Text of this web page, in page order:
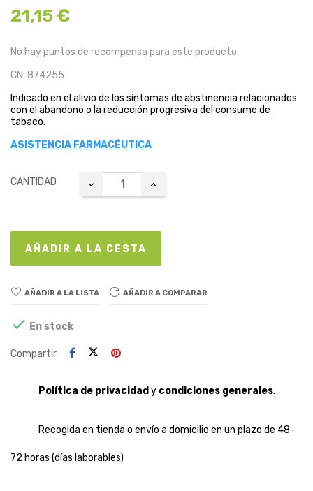
21,15 €
No hay puntos de recompensa para este producto.
CN: 874255
Indicado en el alivio de los síntomas de abstinencia relacionados
con el abandono o la reducción progresiva del consumo de
tabaco.
ASISTENCIA FARMACÉUTICA
CANTIDAD
AÑADIR A LA CESTA
AÑADIR A LA LISTA AÑADIR A COMPARAR
 En stock
Compartir
Política de privacidad y condiciones generales.
Recogida en tienda o envío a domicilio en un plazo de 48-
72 horas (días laborables)